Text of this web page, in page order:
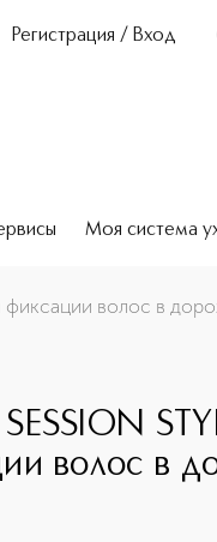
Регистрация / Вход
Моя система
фиксации волос в
SESSION
волос в